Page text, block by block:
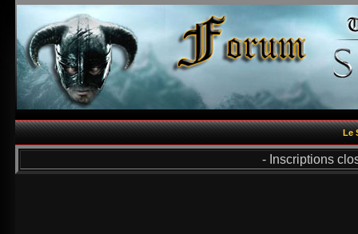
Le
- Inscriptions